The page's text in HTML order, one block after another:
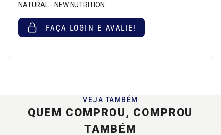
NATURAL - NEW NUTRITION
FAÇA LOGIN E AVALIE!
VEJA TAMBÉM
QUEM COMPROU, COMPROU
TAMBÉM